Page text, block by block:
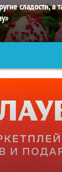
сладости, а